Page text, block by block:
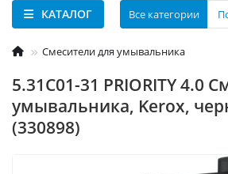
КАТАЛОГ Все категории
Смесители для умывальника
5.31С01-31 PRIORITY 4.0
умывальника, Kerox,
(330898)